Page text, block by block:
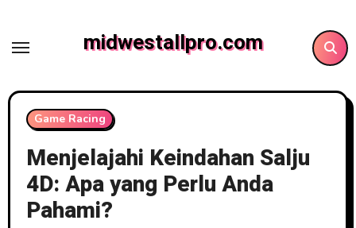
content
midwestallpro.com
Game Racing
Menjelajahi Keindahan Salju
4D: Apa yang Perlu Anda
Pahami?